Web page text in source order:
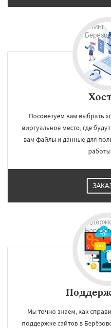
Посоветуем вам выбрать
виртуальное место, где
вам файлы и данные для
Мы точно знаем, как
поддержке сайтов в